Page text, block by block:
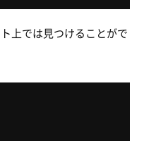
上では見つけることがで